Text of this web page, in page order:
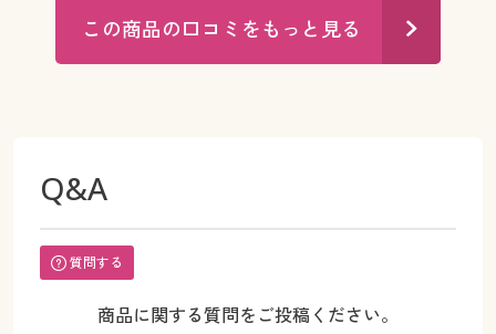
この商品の口コミをもっと見る
Q&A
質問する
商品に関する質問をご投稿ください。